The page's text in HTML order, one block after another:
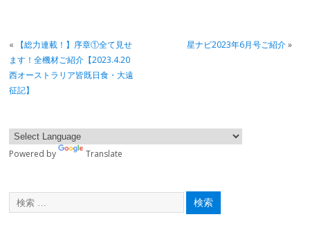
«
【総力連載！】序章①全て見せ
ます！全機材ご紹介【2023.4.20
西オーストラリア皆既日食・大遠
征記】
星ナビ2023年6月号ご紹介»
Powered by Translate